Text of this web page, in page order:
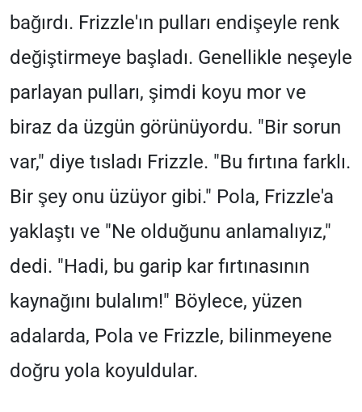
bağırdı. Frizzle'ın pulları endişeyle renk
değiştirmeye başladı. Genellikle neşeyle
parlayan pulları, şimdi koyu mor ve
biraz da üzgün görünüyordu. "Bir sorun
var," diye tısladı Frizzle. "Bu fırtına farklı.
Bir şey onu üzüyor gibi." Pola, Frizzle'a
yaklaştı ve "Ne olduğunu anlamalıyız,"
dedi. "Hadi, bu garip kar fırtınasının
kaynağını bulalım!" Böylece, yüzen
adalarda, Pola ve Frizzle, bilinmeyene
doğru yola koyuldular.